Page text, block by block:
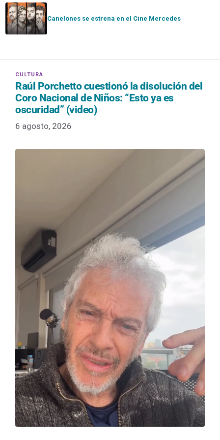
Canelones se estrena en el Cine Mercedes
Raúl Porchetto cuestionó la disolución del
Coro Nacional de Niños: “Esto ya es
oscuridad” (video)
6 agosto, 2026